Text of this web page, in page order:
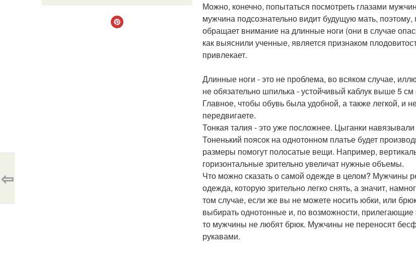
Можно, конечно, попытаться посмотреть глазами
мужчина подсознательно видит будущую мать,
обращает внимание на длинные ноги (они в случае
как выяснили ученные, является признаком
привлекает.
Длинные ноги - это не проблема, во всяком случае,
не обязательно шпилька - устойчивый каблук выше 5
Главное, чтобы обувь была удобной, а также легкой, и
передвигаете.
Тонкая талия - это уже посложнее. Цыганки
Тоненький поясок на однотонном платье будет
размеры помогут полосатые вещи. Например,
горизонтальные зрительно увеличат нужные объемы.
Что можно сказать о самой одежде в целом? Мужчины
одежда, которую зрительно легко снять, а значит,
том случае, если же вы не можете носить юбки, или
выбирать однотонные и, по возможности, прилегающие
то мужчины не любят брюк. Мужчины не переносят
рукавами.
⇦